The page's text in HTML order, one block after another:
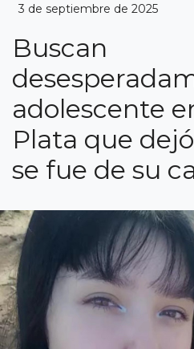
3 de septiembre de 2025
Buscan
adolescente
Plata que
se fue de su